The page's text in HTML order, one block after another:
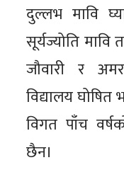
दुल्लभ मावि
सूर्यज्योति
जौवारी र
विद्यालय घोषित
विगत पाँच
छैन।